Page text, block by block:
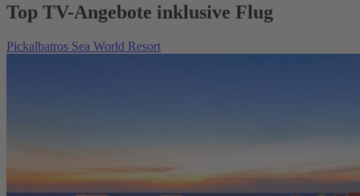
Top TV-Angebote inklusive Flug
Pickalbatros Sea World Resort